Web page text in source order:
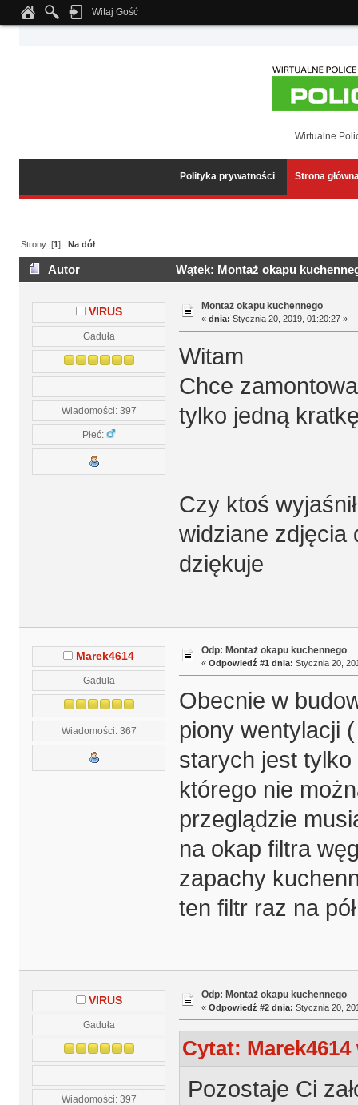
Notice: Undefined index: tapatalk_body_hook in
Witaj Gość
Wirtualne
Polityka prywatności Strona
Strony: [1]Na dół
Autor Wątek: Montaż okapu
VIRUS
Gaduła
Wiadomości: 397
Płeć:
Montaż okapu kuchennego
« dnia: Stycznia 20, 2019, 01:20:27 »
Witam
Chce
tylko jedną
Czy ktoś
widziane zdjęcia
dziękuje
Marek4614
Gaduła
Wiadomości: 367
Odp: Montaż okapu kuchennego
« Odpowiedź #1 dnia: Stycznia 20,
Obecnie w
piony wentylacji
starych jest
którego nie
przeglądzie
na okap filtra
zapachy
ten filtr raz na
VIRUS
Gaduła
Wiadomości: 397
Odp: Montaż okapu kuchennego
« Odpowiedź #2 dnia: Stycznia 20,
Cytat: Marek4614
Pozostaje Ci